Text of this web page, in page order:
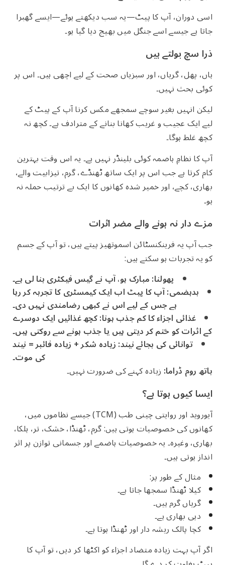
اسی دوران، آپ کا پیٹ—یہ سب دیکھتے ہوئے—ایسے گھبرا
جاتا ہے جیسے اسے جنگل میں بھیج دیا گیا ہو۔
ذرا سچ بولتے ہیں
ہاں، پھل، گریاں، اور سبزیاں صحت کے لیے اچھی ہیں۔ اس پر
کوئی بحث نہیں۔
لیکن انہیں بغیر سوچے سمجھے مکس کرنا آپ کے پیٹ کے
لیے ایک عجیب و غریب کھانا بنانے کے مترادف ہے۔ کچھ نہ
کچھ غلط ہوگا۔
آپ کا نظامِ ہاضمہ کوئی بلینڈر نہیں ہے۔ یہ اس وقت بہترین
کام کرتا ہے جب اس پر ایک ساتھ ٹھنڈے، گرم، تیزابیت والے،
بھاری، کچے، اور خمیر شدہ کھانوں کا ایک بے ترتیب حملہ نہ
ہو۔
مزے دار نہ ہونے والے مضر اثرات
جب آپ یہ فرینکنسٹائن اسموتھیز پیتے ہیں، تو آپ کے جسم
کو یہ تجربات ہو سکتے ہیں:
پھولنا:مبارک ہو، آپ نے گیس فیکٹری بنا لی ہے۔
بدہضمی:آپ کا پیٹ اب ایک کیمسٹری کا تجربہ کر رہا
ہے جس کے لیے اس نے کبھی رضامندی نہیں دی۔
غذائی اجزاء کا کم جذب ہونا:کچھ غذائیں ایک دوسرے
کے اثرات کو ختم کر دیتی ہیں یا جذب ہونے سے روکتی ہیں۔
توانائی کی بجائے نیند:زیادہ شکر + زیادہ فائبر = نیند
کی موت۔
باتھ روم ڈراما: زیادہ کہنے کی ضرورت نہیں۔
ایسا کیوں ہوتا ہے؟
آیوروید اور روایتی چینی طب (TCM) جیسے نظاموں میں،
کھانوں کی خصوصیات ہوتی ہیں: گرم، ٹھنڈا، خشک، تر، ہلکا،
بھاری، وغیرہ۔ یہ خصوصیات ہاضمے اور جسمانی توازن پر اثر
انداز ہوتی ہیں۔
مثال کے طور پر:
کیلا ٹھنڈا سمجھا جاتا ہے۔
گریاں گرم ہیں۔
دہی بھاری ہے۔
کچا پالک ریشہ دار اور ٹھنڈا ہوتا ہے۔
اگر آپ بہت زیادہ متضاد اجزاء کو اکٹھا کر دیں، تو آپ کا